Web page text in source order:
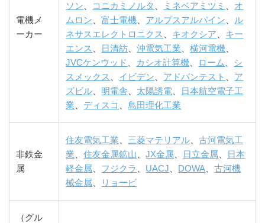
電機メ
ーカー
ソン コニカミノルタ ミネベアミツミ
オ
ムロン 、富士電機 アルプスアルパイン
ル
ネサスエレクトロニクス
キオクシア
キー
エンス
日清紡 、沖電気工業 、横河電機
JVCケンウッド
カシオ計算機 ローム
シ
スメックス
イビデン アドバンテスト
ア
ズビル
明電舎 太陽誘電
日本航空電子工
業
ディスコ 、島田理化工業
非鉄金
属
住友電気工業 三菱マテリアル 、古河電気工
業 、住友金属鉱山 、JX金属 日立金属
日本
軽金属
フジクラ UACJ DOWA 、古河機
械金属
リョービ
（グル